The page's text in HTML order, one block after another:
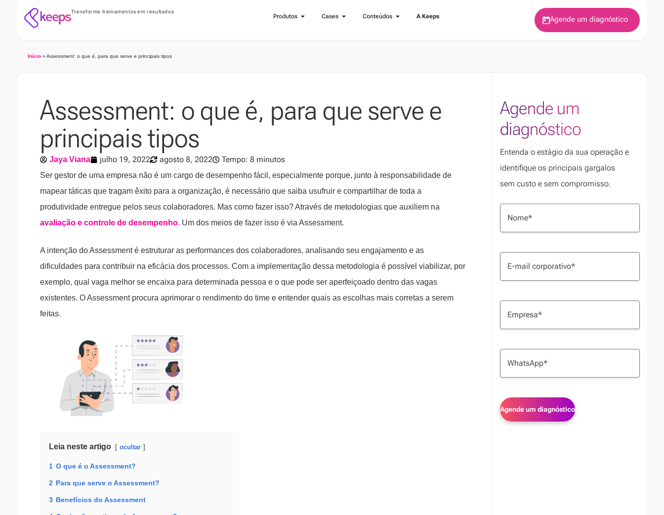
Transforme treinamentos em resultados
Produtos Cases Conteúdos A Keeps Agende um diagnóstico
Início » Assessment: o que é, para que serve e principais tipos
Assessment: o que é, para que serve e
principais tipos
Jaya Viana julho 19, 2022 agosto 8, 2022 Tempo: 8 minutos
Ser gestor de uma empresa não é um cargo de desempenho fácil, especialmente porque, junto à responsabilidade de
mapear táticas que tragam êxito para a organização, é necessário que saiba usufruir e compartilhar de toda a
produtividade entregue pelos seus colaboradores. Mas como fazer isso? Através de metodologias que auxiliem na
avaliação e controle de desempenho. Um dos meios de fazer isso é via Assessment.
A intenção do Assessment é estruturar as performances dos colaboradores, analisando seu engajamento e as
dificuldades para contribuir na eficácia dos processos. Com a implementação dessa metodologia é possível viabilizar, por
exemplo, qual vaga melhor se encaixa para determinada pessoa e o que pode ser aperfeiçoado dentro das vagas
existentes. O Assessment procura aprimorar o rendimento do time e entender quais as escolhas mais corretas a serem
feitas.
Leia neste artigo ocultar
1 O que é o Assessment?
2 Para que serve o Assessment?
3 Benefícios do Assessment
Agende um
diagnóstico
Entenda o estágio da sua operação e
identifique os principais gargalos
sem custo e sem compromisso.